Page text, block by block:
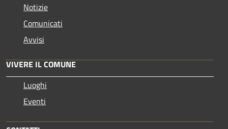
Notizie
Comunicati
Avvisi
VIVERE IL COMUNE
Luoghi
Eventi